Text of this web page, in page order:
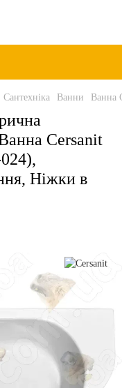
Сантехніка Ванни Ванна
Cersanit
Ніжки в